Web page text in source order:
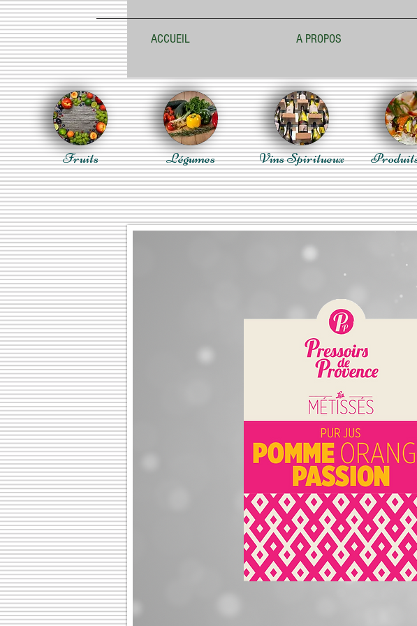
ACCUEIL A PROPOS
Fruits Légumes Vins Spiritueux